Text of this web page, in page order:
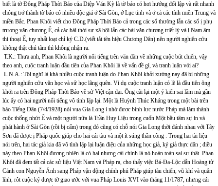
biết là tờ Đông Pháp Thời Báo của Diệp Văn Kỳ là tờ báo có hơi hướng đối lập và rất nhanh
chóng trở thành tờ báo có nhiều độc giả ở Sài Gòn, ở Lục tỉnh và ở cả các tỉnh miền Trung và
miền Bắc. Phan Khôi viết cho Đông Pháp Thời Báo cả trong các số thường lẫn các số ị phụ
trương văn chương Ể, cả các bài thời sự xã hội lẫn các bài văn chương triết lý và ị Nam âm
thi thoại Ể, tuy nhất loạt chỉ ký C.D.(viết tắt tên hiệu Chương Dân) nên người nghiên cứu
không thật chú tâm thì không nhận ra.
T.K.: Thưa anh, Phan Khôi là người nổi tiếng trên văn đàn về những cuộc bút chiến, vậy
theo anh, cuộc tranh luận đầu tiên của Phan Khôi là về vấn đề gì, và tranh luận với ai?
L.N.A.: Tôi nghĩ là khá nhiều cuộc tranh luận do Phan Khôi khởi xướng nay đã bị những
người nghiên cứu văn học và sử học lãng quên. Ví dụ cuộc tranh luận có lẽ là đầu tiên ông
khởi ra trên Đông Pháp Thời Báo về sử Việt cận đại. Ông cãi lại một ý kiến sai lầm mà gần
lúc ấy có hai người nổi tiếng vô tình lặp lại. Một là Huỳnh Thúc Kháng trong một bài trên
báo Tiếng Dân (7/4/1928) nói vua Gia Long ị nhờ được binh lực nước Pháp mà làm thành
cuộc thống nhứt Ể và một người nữa là Trần Huy Liệu trong cuốn Một bầu tâm sự in và
phát hành ở Sài Gòn (rồi bị cấm) trong đó cũng có chỗ nói Gia Long thời đánh nhau với Tây
Sơn đã được ị Pháp quốc giúp cho hai cái tàu và một ít súng thần công . Trong hai tài liệu
nói trên, hai tác giả kia đã vô tình lặp lại luận điệu của những học giả, ký giả thực dân ; điều
này theo Phan Khôi đương nhiên là có hại nhưng cái chính là nó hoàn toàn sai sự thật. Phan
Khôi đã đem tất cả các sử liệu Việt Nam và Pháp ra, cho thấy việc Bá-Đa-Lộc dẫn Hoàng tử
Cảnh con Nguyễn Ánh sang Pháp vận động chính phủ Pháp giúp tàu chiến, vũ khí và quân
lính, rôt cuộc ký được tờ giao ước với vua Pháp Louis XVI vào tháng 11/1787, nhưng cái